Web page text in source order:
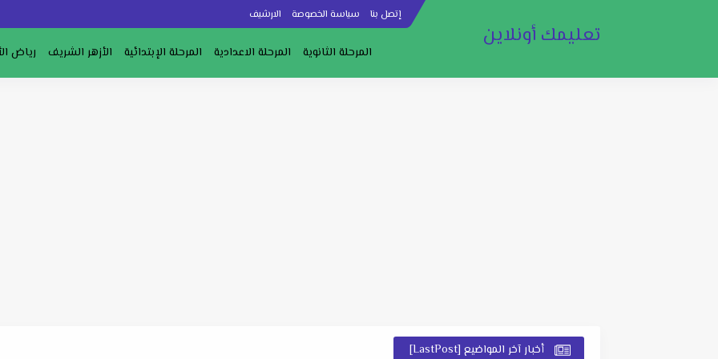
إتصل بنا سياسة الخصوصة الارشيف
تعليمك أونلاين
المرحلة الثانوية المرحلة الاعدادية المرحلة الإبتدائية الأزهر الشريف رياض
أخبار آخر المواضيع [LastPost]